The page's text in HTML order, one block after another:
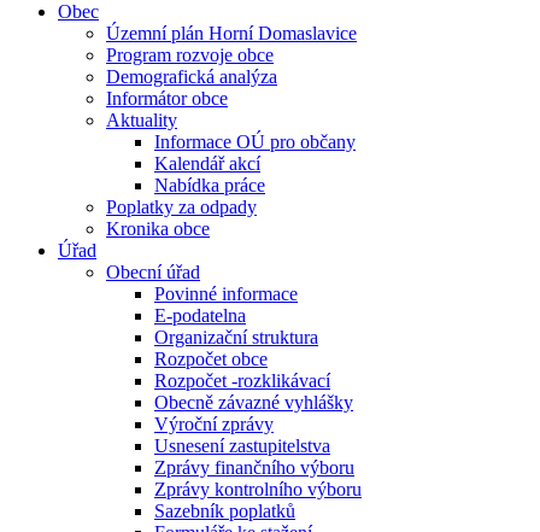
Obec
Územní plán Horní Domaslavice
Program rozvoje obce
Demografická analýza
Informátor obce
Aktuality
Informace OÚ pro občany
Kalendář akcí
Nabídka práce
Poplatky za odpady
Kronika obce
Úřad
Obecní úřad
Povinné informace
E-podatelna
Organizační struktura
Rozpočet obce
Rozpočet -rozklikávací
Obecně závazné vyhlášky
Výroční zprávy
Usnesení zastupitelstva
Zprávy finančního výboru
Zprávy kontrolního výboru
Sazebník poplatků